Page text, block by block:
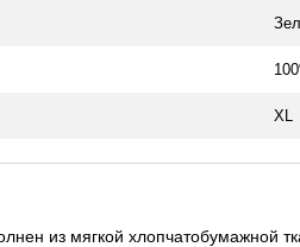
XL
из мягкой хлопчатобумажной